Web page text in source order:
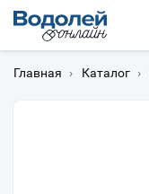
Главная › Каталог ›